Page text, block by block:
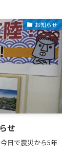
お知らせ
せ
日で震災から5年